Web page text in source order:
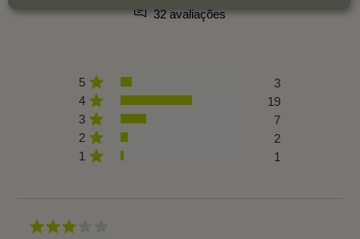
32 avaliações
5
3
4
19
3
7
2
2
1
1